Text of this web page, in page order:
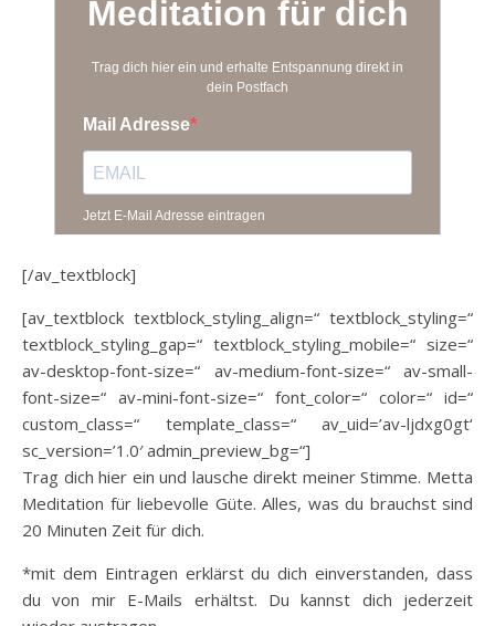
[/av_textblock]
[av_textblock textblock_styling_align=“ textblock_styling=“
textblock_styling_gap=“ textblock_styling_mobile=“ size=“
av-desktop-font-size=“ av-medium-font-size=“ av-small-
font-size=“ av-mini-font-size=“ font_color=“ color=“ id=“
custom_class=“ template_class=“ av_uid=’av-ljdxg0gt‘
sc_version=’1.0′ admin_preview_bg=“]
Trag dich hier ein und lausche direkt meiner Stimme. Metta
Meditation für liebevolle Güte. Alles, was du brauchst sind
20 Minuten Zeit für dich.
*mit dem Eintragen erklärst du dich einverstanden, dass
du von mir E-Mails erhältst. Du kannst dich jederzeit